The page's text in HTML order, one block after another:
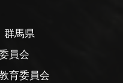
群馬県
員会
育委員会